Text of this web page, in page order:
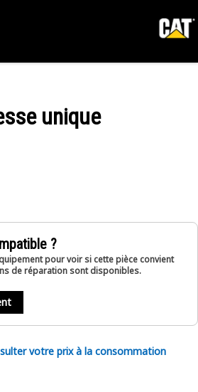
unique
?
pour voir si cette pièce convient
de réparation sont disponibles.
votre prix à la consommation